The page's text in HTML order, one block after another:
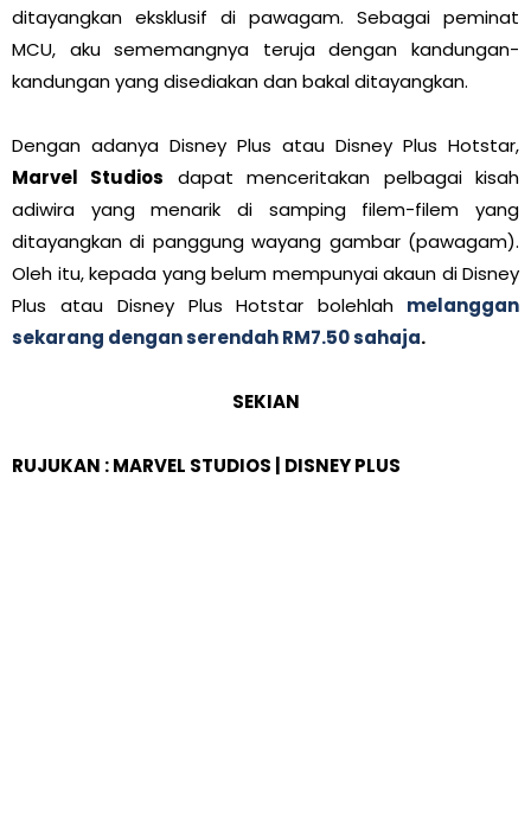
ditayangkan eksklusif di pawagam. Sebagai peminat
MCU, aku sememangnya teruja dengan kandungan-
kandungan yang disediakan dan bakal ditayangkan.
Dengan adanya Disney Plus atau Disney Plus Hotstar,
Marvel Studios dapat menceritakan pelbagai kisah
adiwira yang menarik di samping filem-filem yang
ditayangkan di panggung wayang gambar (pawagam).
Oleh itu, kepada yang belum mempunyai akaun di Disney
Plus atau Disney Plus Hotstar bolehlah melanggan
sekarang dengan serendah RM7.50 sahaja.
SEKIAN
RUJUKAN : MARVEL STUDIOS | DISNEY PLUS